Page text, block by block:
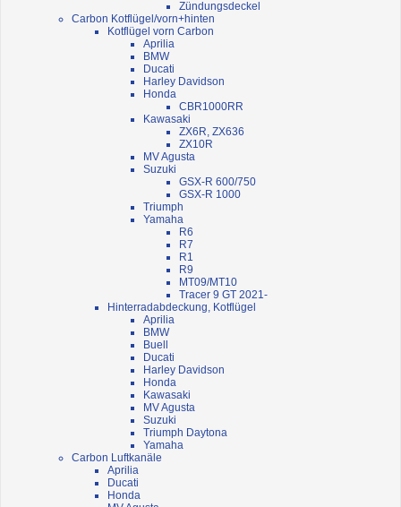
Zündungsdeckel
Carbon Kotflügel/vorn+hinten
Kotflügel vorn Carbon
Aprilia
BMW
Ducati
Harley Davidson
Honda
CBR1000RR
Kawasaki
ZX6R, ZX636
ZX10R
MV Agusta
Suzuki
GSX-R 600/750
GSX-R 1000
Triumph
Yamaha
R6
R7
R1
R9
MT09/MT10
Tracer 9 GT 2021-
Hinterradabdeckung, Kotflügel
Aprilia
BMW
Buell
Ducati
Harley Davidson
Honda
Kawasaki
MV Agusta
Suzuki
Triumph Daytona
Yamaha
Carbon Luftkanäle
Aprilia
Ducati
Honda